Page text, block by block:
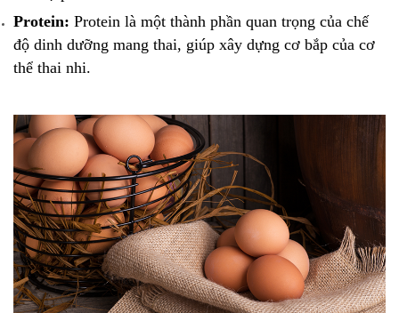
Protein: Protein là một thành phần quan trọng của chế
độ dinh dưỡng mang thai, giúp xây dựng cơ bắp của cơ
thể thai nhi.